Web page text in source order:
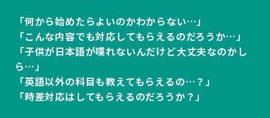
「何から始めたらよいのかわからない…」
「こんな内容でも対応してもらえるのだろうか…」
「子供が日本語が喋れないんだけど大丈夫なのかし
ら…」
「英語以外の科目も教えてもらえるの…？」
「時差対応はしてもらえるのだろうか？」